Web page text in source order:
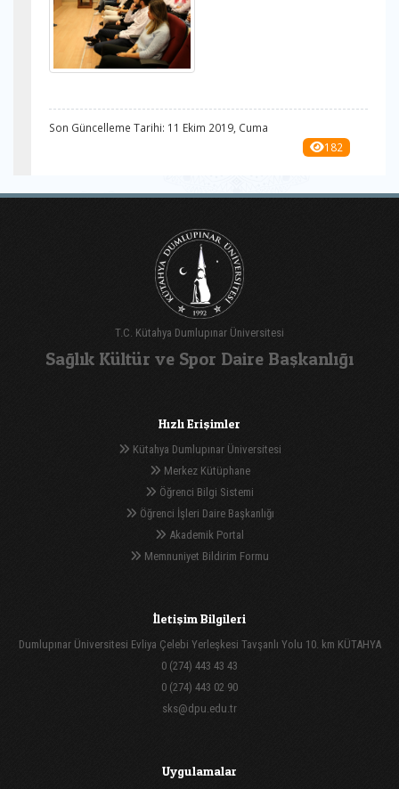
Son Güncelleme Tarihi: 11 Ekim 2019, Cuma
182
T.C. Kütahya Dumlupınar Üniversitesi
Sağlık Kültür ve Spor Daire Başkanlığı
Hızlı Erişimler
Kütahya Dumlupınar Üniversitesi
Merkez Kütüphane
Öğrenci Bilgi Sistemi
Öğrenci İşleri Daire Başkanlığı
Akademik Portal
Memnuniyet Bildirim Formu
İletişim Bilgileri
Dumlupınar Üniversitesi Evliya Çelebi Yerleşkesi Tavşanlı Yolu 10. km KÜTAHYA
0 (274) 443 43 43
0 (274) 443 02 90
sks@dpu.edu.tr
Uygulamalar